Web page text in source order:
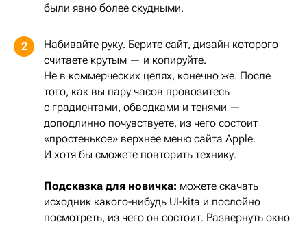
были явно более скудными.
2
Набивайте руку. Берите сайт, дизайн которого
считаете крутым — и копируйте.
Не в коммерческих целях, конечно же. После
того, как вы пару часов провозитесь
с градиентами, обводками и тенями —
доподлинно почувствуете, из чего состоит
«простенькое» верхнее меню сайта Apple.
И хотя бы сможете повторить технику.
Подсказка для новичка: можете скачать
исходник какого-нибудь UI-kitа и послойно
посмотреть, из чего он состоит. Развернуть окно